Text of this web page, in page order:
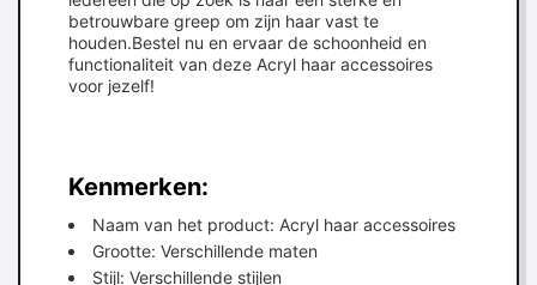
betrouwbare greep om zijn haar vast te
houden.Bestel nu en ervaar de schoonheid en
functionaliteit van deze Acryl haar accessoires
voor jezelf!
Kenmerken:
Naam van het product: Acryl haar accessoires
Grootte: Verschillende maten
Stijl: Verschillende stijlen